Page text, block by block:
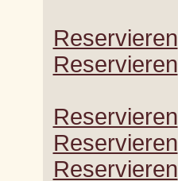
Reservieren
Reservieren
Reservieren
Reservieren
Reservieren